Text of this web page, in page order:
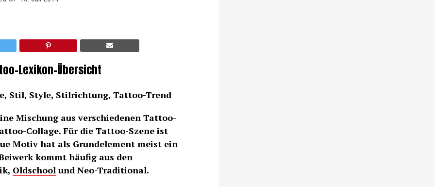
Lexikon-Übersicht
Stil, Style, Stilrichtung, Tattoo-Trend
Mischung aus verschiedenen Tattoo-
Collage. Für die Tattoo-Szene ist
Motiv hat als Grundelement meist ein
kommt häufig aus den
Oldschoolund Neo-Traditional.